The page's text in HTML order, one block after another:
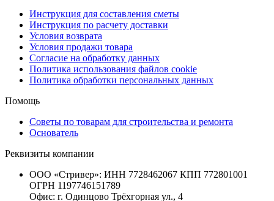
Инструкция для составления сметы
Инструкция по расчету доставки
Условия возврата
Условия продажи товара
Согласие на обработку данных
Политика использования файлов cookie
Политика обработки персональных данных
Помощь
Советы по товарам для строительства и ремонта
Основатель
Реквизиты компании
ООО «Стривер»: ИНН 7728462067 КПП 772801001
ОГРН 1197746151789
Офис: г. Одинцово Трёхгорная ул., 4